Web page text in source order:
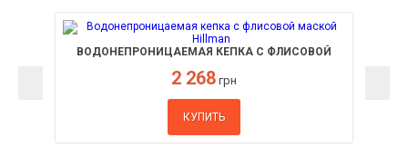
ВОДОНЕПРОНИЦАЕМАЯ КЕПКА С ФЛИСОВОЙ
2 268 грн
КУПИТЬ